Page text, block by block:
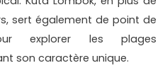
sert également de point de
explorer les plages
son caractère unique.